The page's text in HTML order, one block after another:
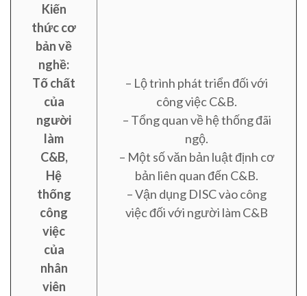
Kiến
thức cơ
bản về
nghề:
Tố chất
của
người
làm
C&B,
Hệ
thống
công
việc
của
nhân
viên
– Lộ trình phát triển đối với
công việc C&B.
– Tổng quan về hệ thống đãi
ngộ.
– Một số văn bản luật định cơ
bản liên quan đến C&B.
– Vận dụng DISC vào công
việc đối với người làm C&B